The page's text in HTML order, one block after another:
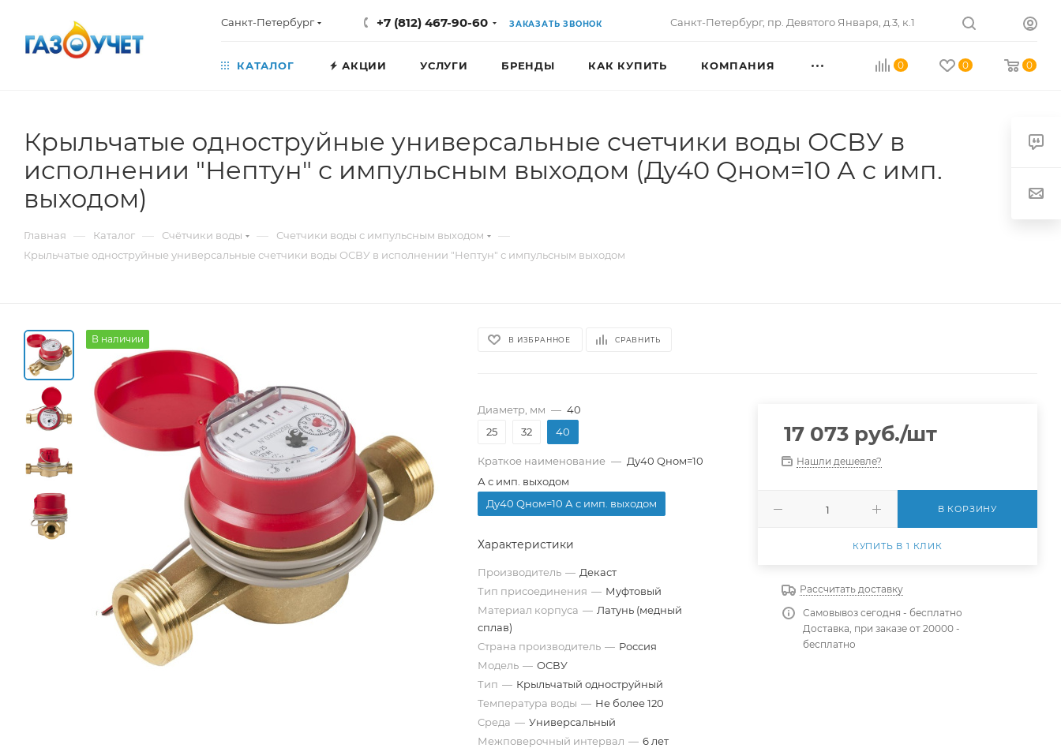
Санкт-Петербург +7 (812) 467-90-60 ЗАКАЗАТЬ ЗВОНОК Санкт-Петербург, пр. Девятого Января, д.3, к.1
0 0 0
КАТАЛОГ АКЦИИ УСЛУГИ БРЕНДЫ КАК КУПИТЬ КОМПАНИЯ
Крыльчатые одноструйные универсальные счетчики воды ОСВУ в
исполнении "Нептун" с импульсным выходом (Ду40 Qном=10 А с имп.
выходом)
Главная — Каталог — Счётчики воды — Счетчики воды с импульсным выходом —
Крыльчатые одноструйные универсальные счетчики воды ОСВУ в исполнении "Нептун" с импульсным выходом
В наличии В ИЗБРАННОЕ СРАВНИТЬ
Диаметр, мм — 40
25
32 40
Краткое наименование — Ду40 Qном=10
А с имп. выходом
Ду40 Qном=10 А с имп. выходом
Характеристики
Производитель — Декаст
Тип присоединения — Муфтовый
Материал корпуса — Латунь (медный
сплав)
Страна производитель — Россия
Модель — ОСВУ
Тип — Крыльчатый одноструйный
Температура воды — Не более 120
Среда — Универсальный
Межповерочный интервал — 6 лет
17 073руб./шт
Нашли дешевле?
В КОРЗИНУ
КУПИТЬ В 1 КЛИК
Рассчитать доставку
Самовывоз сегодня - бесплатно
Доставка, при заказе от 20000 -
бесплатно